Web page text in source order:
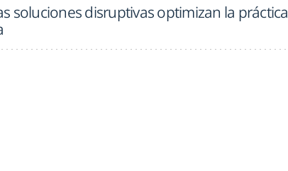
soluciones disruptivas optimizan la práctica